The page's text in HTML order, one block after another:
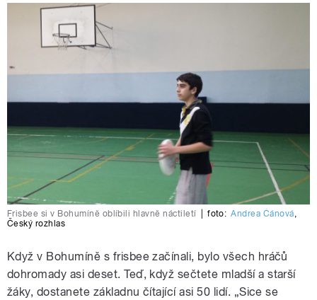
Frisbee si v Bohumíně oblíbili hlavně náctiletí foto: Andrea Čánová,
Český rozhlas
Když v Bohumíně s frisbee začínali, bylo všech hráčů
dohromady asi deset. Teď, když sečtete mladší a starší
žáky, dostanete základnu čítající asi 50 lidí. „Sice se